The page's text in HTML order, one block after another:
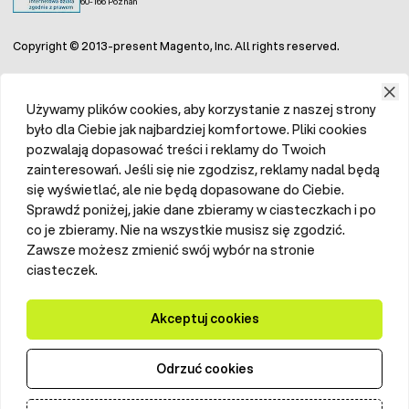
produkty wysokobiałkowe i aromatyczne. Doskonale
Pułapka na lisa z rury PCV a klatka pułapka na
lisa
Przy wyborzepułapki na lisyhodowcy i właściciele
gospodarstw często zastanawiają się, czy skuteczniejsza
i bardziej humanitarna jestpułapka z rury PCV, czy
klasycznaklatka pułapka na lisa. Oba rozwiązania mają
swoje zalety, jednak różnią się pod względem
bezpieczeństwa zwierzęcia i komfortu obsługi.
Pułapka na lisa z rury PCV- prosta i lekka, łatwa
do ustawienia w terenie, a jej zamknięcie działa
Jednak ograniczona przestrzeń w rurze sprawia,
że lis ma mniej miejsca na poruszanie się, co może
powodować stres lub ryzyko urazów, zwłaszcza
przy większych osobnikach. Z tego powodu ten
typ pułapki wymaga szczególnej ostrożności i
Copyright © 2013-present Magento, Inc. All rights reserved.
Używamy plików cookies, aby korzystanie z naszej strony
było dla Ciebie jak najbardziej komfortowe. Pliki cookies
pozwalają dopasować treści i reklamy do Twoich
zainteresowań. Jeśli się nie zgodzisz, reklamy nadal będą
się wyświetlać, ale nie będą dopasowane do Ciebie.
Sprawdź poniżej, jakie dane zbieramy w ciasteczkach i po
co je zbieramy. Nie na wszystkie musisz się zgodzić.
Zawsze możesz zmienić swój wybór na stronie
ciasteczek.
Akceptuj cookies
Odrzuć cookies